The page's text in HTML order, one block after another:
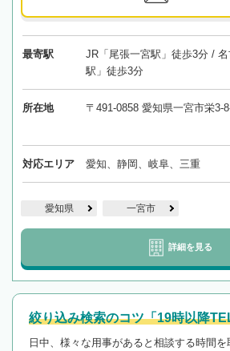
最寄駅
JR「尾張一宮駅」徒歩3分 /
駅」徒歩3分
所在地 〒491-0858 愛知県一宮市栄3-
対応エリア 愛知、静岡、岐阜、三重
愛知県 一宮市
詳細を見る
絞り込み検索のコツ「19時以降
日中、様々な用事があると相談する時間を